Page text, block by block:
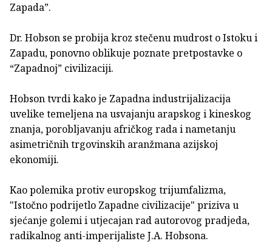
Zapada”.
Dr. Hobson se probija kroz stečenu mudrost o Istoku i
Zapadu, ponovno oblikuje poznate pretpostavke o
“Zapadnoj” civilizaciji.
Hobson tvrdi kako je Zapadna industrijalizacija
uvelike temeljena na usvajanju arapskog i kineskog
znanja, porobljavanju afričkog rada i nametanju
asimetričnih trgovinskih aranžmana azijskoj
ekonomiji.
Kao polemika protiv europskog trijumfalizma,
"Istočno podrijetlo Zapadne civilizacije" priziva u
sjećanje golemi i utjecajan rad autorovog pradjeda,
radikalnog anti-imperijaliste J.A. Hobsona.